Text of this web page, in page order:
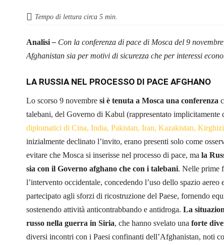
Tempo di lettura circa 5 min.
Analisi– Con la conferenza di pace di Mosca del 9
Afghanistan sia per motivi di sicurezza che per interessi
LA RUSSIA NEL PROCESSO DI PACE AFGHANO
Lo scorso 9 novembre si è tenuta a Mosca una conferenza
talebani, del Governo di Kabul (rappresentato implicitamente
diplomatici di Cina, India, Pakistan, Iran, Kazakistan,
inizialmente declinato l’invito, erano presenti solo come
evitare che Mosca si inserisse nel processo di pace, ma la
sia con il Governo afghano che con i talebani. Nelle prime
l’intervento occidentale, concedendo l’uso dello spazio
partecipato agli sforzi di ricostruzione del Paese, fornendo
sostenendo attività anticontrabbando e antidroga. La
russo nella guerra in Siria, che hanno svelato una forte
diversi incontri con i Paesi confinanti dell’Afghanistan, noti